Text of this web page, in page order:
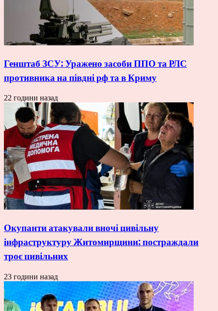
Генштаб ЗСУ: Уражено засоби ППО та РЛС
противника на півдні рф та в Криму
22 години назад
Окупанти атакували вночі цивільну
інфраструктуру Житомирщини: постраждали
троє цивільних
23 години назад